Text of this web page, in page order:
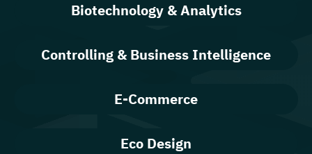
Biotechnology & Analytics
Controlling & Business Intelligence
E-Commerce
Eco Design